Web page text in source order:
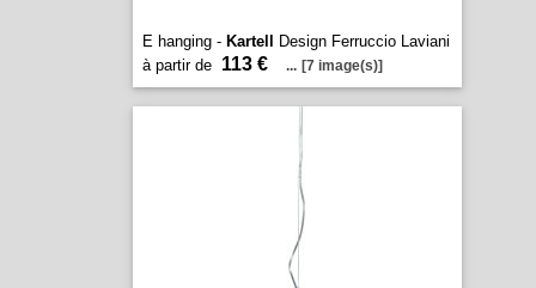
E hanging - Kartell
Design Ferruccio Laviani
à partir de 113 € ... [7 image(s)]